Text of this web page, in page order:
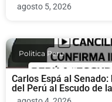
agosto 5, 2026
Politica Peru
Carlos Espá al
del Perú al Escudo de